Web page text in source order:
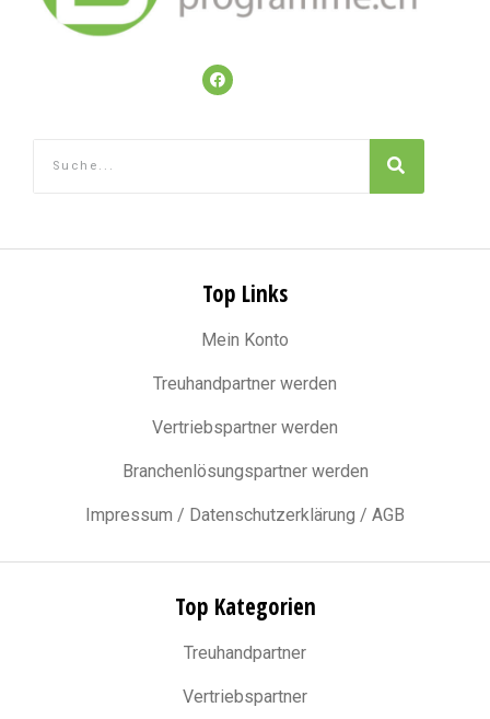
Top Links
Mein Konto
Treuhandpartner werden
Vertriebspartner werden
Branchenlösungspartner werden
Impressum / Datenschutzerklärung / AGB
Top Kategorien
Treuhandpartner
Vertriebspartner